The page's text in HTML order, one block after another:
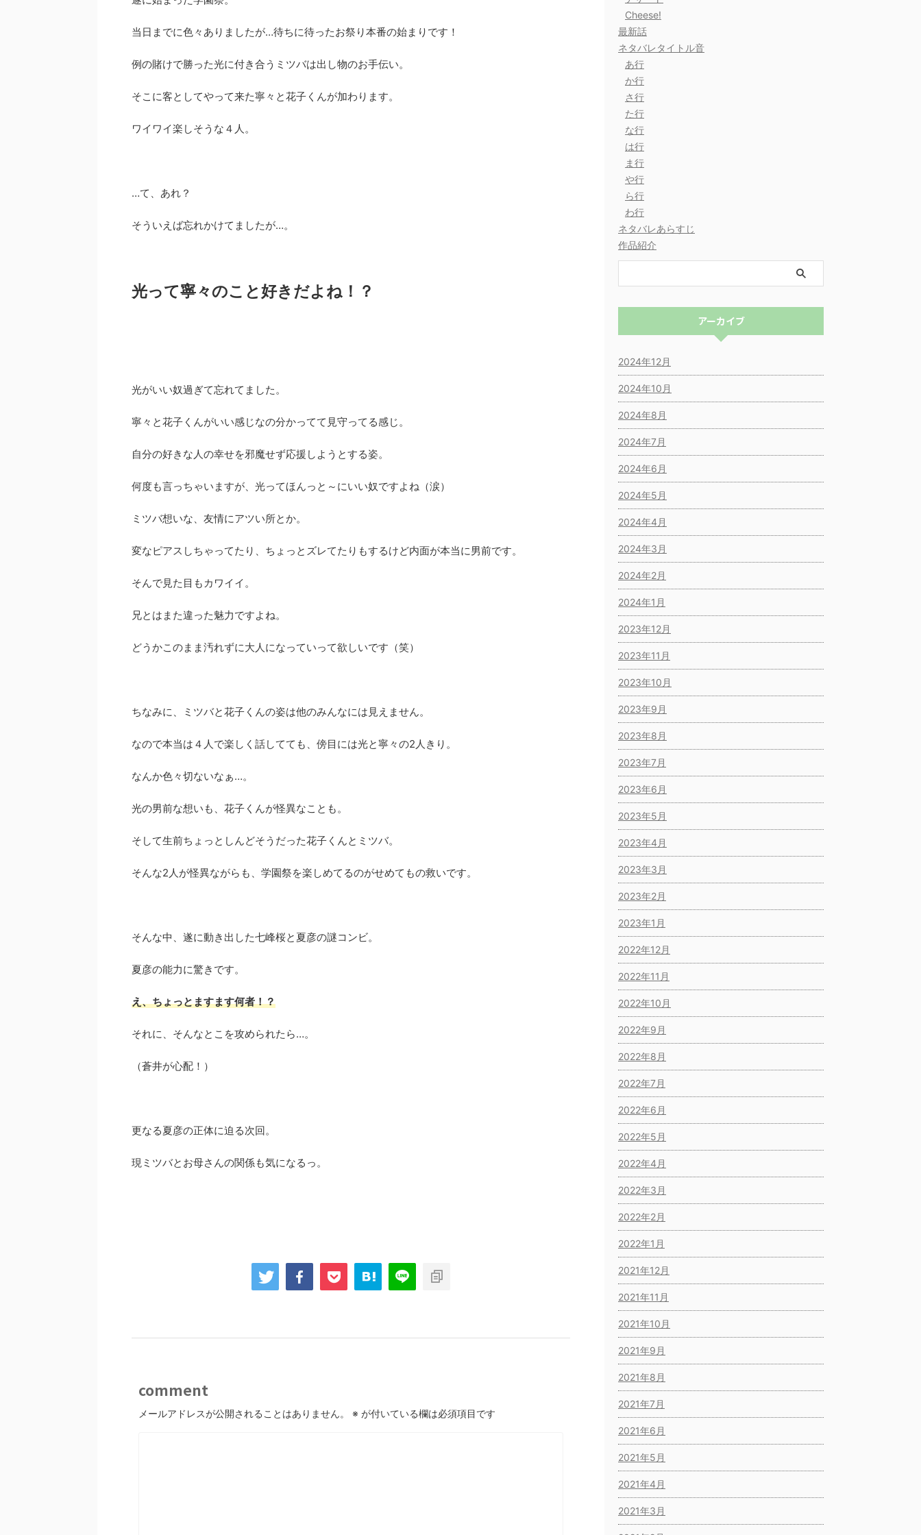
当日までに色々ありましたが…待ちに待ったお祭り本番の始まりです！
例の賭けで勝った光に付き合うミツバは出し物のお手伝い。
そこに客としてやって来た寧々と花子くんが加わります。
ワイワイ楽しそうな４人。
…て、あれ？
そういえば忘れかけてましたが…。
光って寧々のこと好きだよね！？
光がいい奴過ぎて忘れてました。
寧々と花子くんがいい感じなの分かってて見守ってる感じ。
自分の好きな人の幸せを邪魔せず応援しようとする姿。
何度も言っちゃいますが、光ってほんっと～にいい奴ですよね（涙）
ミツバ想いな、友情にアツい所とか。
変なピアスしちゃってたり、ちょっとズレてたりもするけど内面が本当に男前です。
そんで見た目もカワイイ。
兄とはまた違った魅力ですよね。
どうかこのまま汚れずに大人になっていって欲しいです（笑）
ちなみに、ミツバと花子くんの姿は他のみんなには見えません。
なので本当は４人で楽しく話してても、傍目には光と寧々の2人きり。
なんか色々切ないなぁ…。
光の男前な想いも、花子くんが怪異なことも。
そして生前ちょっとしんどそうだった花子くんとミツバ。
そんな2人が怪異ながらも、学園祭を楽しめてるのがせめてもの救いです。
そんな中、遂に動き出した七峰桜と夏彦の謎コンビ。
夏彦の能力に驚きです。
え、ちょっとますます何者！？
それに、そんなとこを攻められたら…。
（蒼井が心配！）
更なる夏彦の正体に迫る次回。
現ミツバとお母さんの関係も気になるっ。
comment
メールアドレスが公開されることはありません。 ※ が付いている欄は必須項目です
Cheese!
最新話
ネタバレタイトル音
あ行
か行
さ行
た行
な行
は行
ま行
や行
ら行
わ行
ネタバレあらすじ
作品紹介
アーカイブ
2024年12月
2024年10月
2024年8月
2024年7月
2024年6月
2024年5月
2024年4月
2024年3月
2024年2月
2024年1月
2023年12月
2023年11月
2023年10月
2023年9月
2023年8月
2023年7月
2023年6月
2023年5月
2023年4月
2023年3月
2023年2月
2023年1月
2022年12月
2022年11月
2022年10月
2022年9月
2022年8月
2022年7月
2022年6月
2022年5月
2022年4月
2022年3月
2022年2月
2022年1月
2021年12月
2021年11月
2021年10月
2021年9月
2021年8月
2021年7月
2021年6月
2021年5月
2021年4月
2021年3月